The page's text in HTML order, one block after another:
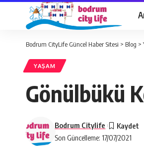
Bodrum CityLife Güncel Haber Sitesi > Blog >
YAŞAM
Gönülbükü
Son Güncelleme: 17/07/2021
Bodrum Citylife